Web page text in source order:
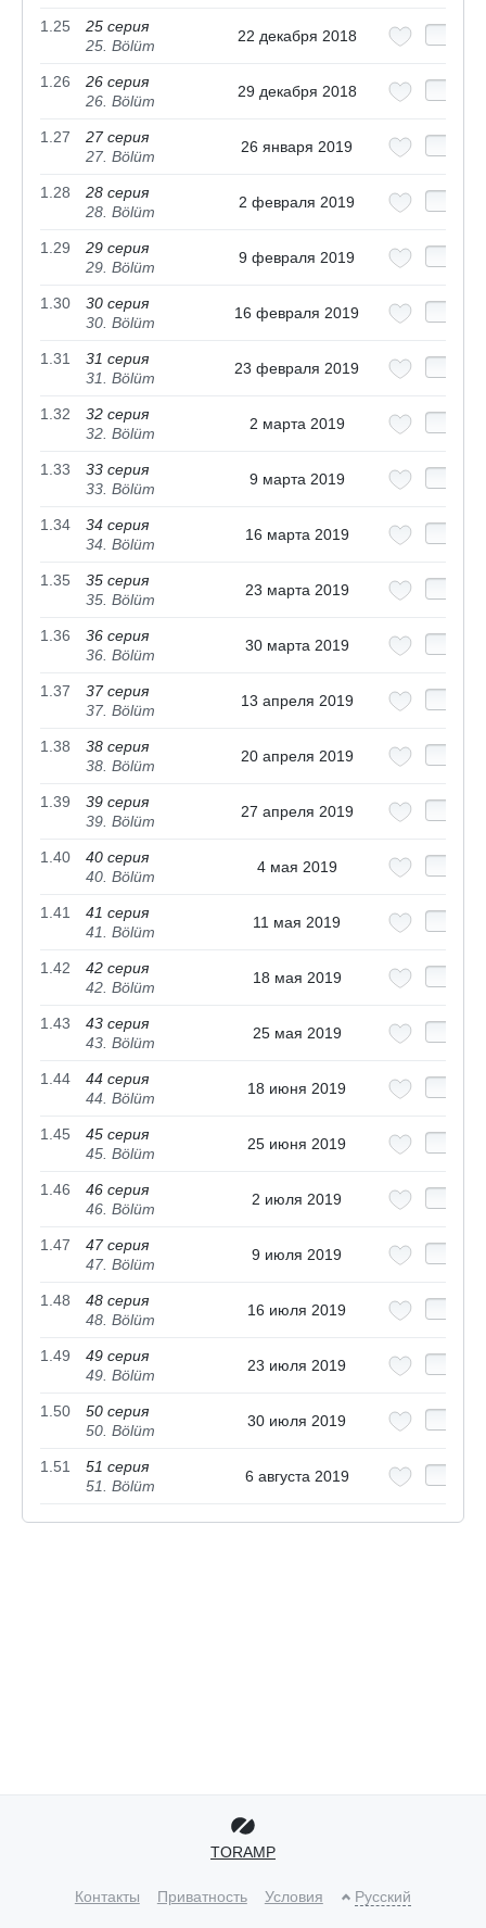
1.25
25 серия
25. Bölüm
22 декабря 2018
1.26
26 серия
26. Bölüm
29 декабря 2018
1.27
27 серия
27. Bölüm
26 января 2019
1.28
28 серия
28. Bölüm
2 февраля 2019
1.29
29 серия
29. Bölüm
9 февраля 2019
1.30
30 серия
30. Bölüm
16 февраля 2019
1.31
31 серия
31. Bölüm
23 февраля 2019
1.32
32 серия
32. Bölüm
2 марта 2019
1.33
33 серия
33. Bölüm
9 марта 2019
1.34
34 серия
34. Bölüm
16 марта 2019
1.35
35 серия
35. Bölüm
23 марта 2019
1.36
36 серия
36. Bölüm
30 марта 2019
1.37
37 серия
37. Bölüm
13 апреля 2019
1.38
38 серия
38. Bölüm
20 апреля 2019
1.39
39 серия
39. Bölüm
27 апреля 2019
1.40
40 серия
40. Bölüm
4 мая 2019
1.41
41 серия
41. Bölüm
11 мая 2019
1.42
42 серия
42. Bölüm
18 мая 2019
1.43
43 серия
43. Bölüm
25 мая 2019
1.44
44 серия
44. Bölüm
18 июня 2019
1.45
45 серия
45. Bölüm
25 июня 2019
1.46
46 серия
46. Bölüm
2 июля 2019
1.47
47 серия
47. Bölüm
9 июля 2019
1.48
48 серия
48. Bölüm
16 июля 2019
1.49
49 серия
49. Bölüm
23 июля 2019
1.50
50 серия
50. Bölüm
30 июля 2019
1.51
51 серия
51. Bölüm
6 августа 2019
TORAMP
Контакты Приватность Условия Русский